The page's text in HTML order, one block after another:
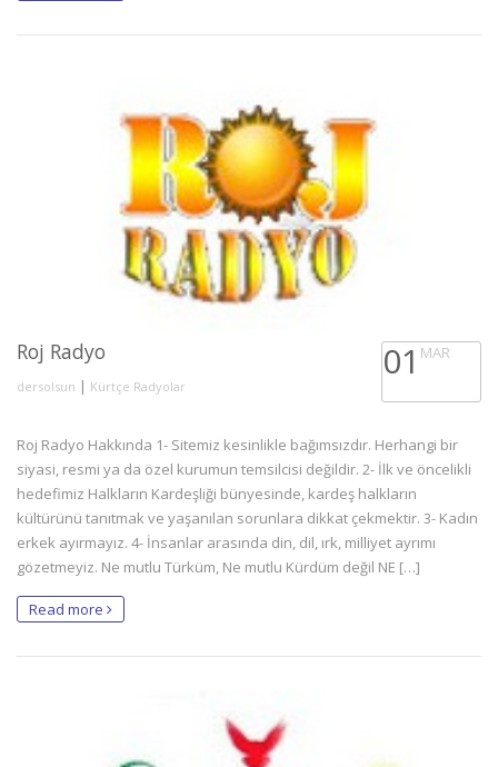
Roj Radyo
dersolsun | Kürtçe Radyolar
01 MAR
Roj Radyo Hakkında 1- Sitemiz kesinlikle bağımsızdır. Herhangi bir
siyasi, resmi ya da özel kurumun temsilcisi değildir. 2- İlk ve öncelikli
hedefimiz Halkların Kardeşliği bünyesinde, kardeş halkların
kültürünü tanıtmak ve yaşanılan sorunlara dikkat çekmektir. 3- Kadın
erkek ayırmayız. 4- İnsanlar arasında din, dil, ırk, milliyet ayrımı
gözetmeyiz. Ne mutlu Türküm, Ne mutlu Kürdüm değil NE […]
Read more